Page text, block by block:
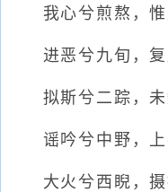
我心兮煎熬，惟
进恶兮九旬，复
拟斯兮二踪，未
谣吟兮中野，上
大火兮西睨，摄